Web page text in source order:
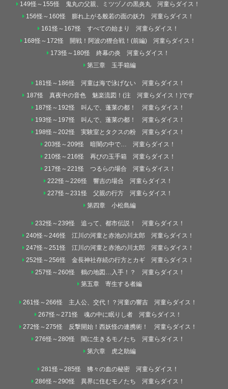
149怪～155怪 鬼丸の父親、ミツヅノの黒炎丸 河童らダイス！
156怪～160怪 膨れ上がる般若の面の妖力 河童らダイス！
161怪～167怪 すべての始まり 河童らダイス！
168怪～172怪 開戦！阿波の狸合戦！(前編) 河童らダイス！
173怪～180怪 終幕の炎 河童らダイス！
第三章 玉手箱編
181怪～186怪 河童は海で泳げない 河童らダイス！
187怪 真夜中の音色 魅楽流図！(注 河童らダイス！)です
187怪～192怪 叫んで、蓬莱の都！ 河童らダイス！
193怪～197怪 叫んで、蓬莱の都！ 河童らダイス！
198怪～202怪 実験室とタクスの粉 河童らダイス！
203怪～209怪 暗闇の中で… 河童らダイス！
210怪～216怪 再びの玉手箱 河童らダイス！
217怪～221怪 つるらの場合 河童らダイス！
222怪～226怪 響吉の場合 河童らダイス！
227怪～231怪 父親の行方 河童らダイス！
第四章 小松島編
232怪～239怪 追って、都市伝説！ 河童らダイス！
240怪～246怪 江川の河童と赤池の川太郎 河童らダイス！
247怪～251怪 江川の河童と赤池の川太郎 河童らダイス！
252怪～256怪 金長神社存続の行方とカギ 河童らダイス！
257怪～260怪 鶴の地図…入手！？ 河童らダイス！
第五章 寄生する者編
261怪～266怪 主人公、交代！？河童の響吉 河童らダイス！
267怪～271怪 魂の中に眠りし者 河童らダイス！
272怪～275怪 反撃開始！西妖怪の連携術！ 河童らダイス！
276怪～280怪 闇に生きるモノたち 河童らダイス！
第六章 虎之助編
281怪～285怪 狒々の血の秘密 河童らダイス！
286怪～290怪 異界に住むモノたち 河童らダイス！